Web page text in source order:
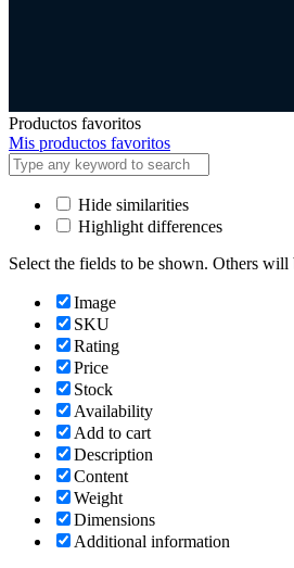
Productos favoritos
Mis productos favoritos
Hide similarities
Highlight differences
Select the fields to be shown. Others
Image
SKU
Rating
Price
Stock
Availability
Add to cart
Description
Content
Weight
Dimensions
Additional information